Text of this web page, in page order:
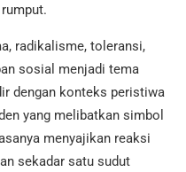
radikalisme, toleransi,
sosial menjadi tema
dengan konteks peristiwa
yang melibatkan simbol
menyajikan reaksi
sekadar satu sudut